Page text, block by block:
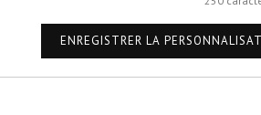
ENREGISTRER LA